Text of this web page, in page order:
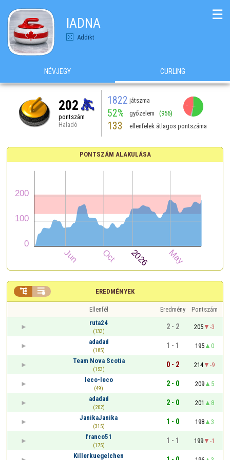
IADNA
Addikt
☰
NÉVJEGY CURLING
202
pontszám
Haladó
1822 játszma
52% győzelem (956)
133 ellenfelek átlagos pontszáma
PONTSZÁM ALAKULÁSA
EREDMÉNYEK
 
Ellenfél Eredmény
Pontszám
ruta24
(133)
2 - 2 205
-3
adadad
(185)
1 - 1 195
0
Team Nova Scotia
(153)
0 - 2 214
-9
leco-leco
(49)
2 - 0 209
5
adadad
(202)
2 - 0 201
8
JanikaJanika
(315)
1 - 0 198
3
franco51
(175)
1 - 1 199
-1
Killerkuegelchen